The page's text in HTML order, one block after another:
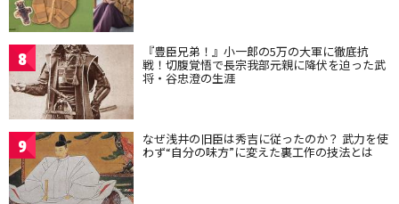
8 『豊臣兄弟！』小一郎の5万の大軍に徹底抗
戦！切腹覚悟で長宗我部元親に降伏を迫った武
将・谷忠澄の生涯
9 なぜ浅井の旧臣は秀吉に従ったのか？ 武力を使
わず“自分の味方”に変えた裏工作の技法とは